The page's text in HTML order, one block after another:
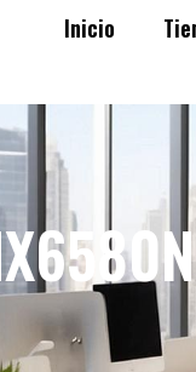
Inicio